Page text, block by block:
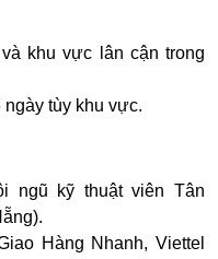
khu vực lân cận trong
tùy khu vực.
ngũ kỹ thuật viên Tân
Hàng Nhanh, Viettel